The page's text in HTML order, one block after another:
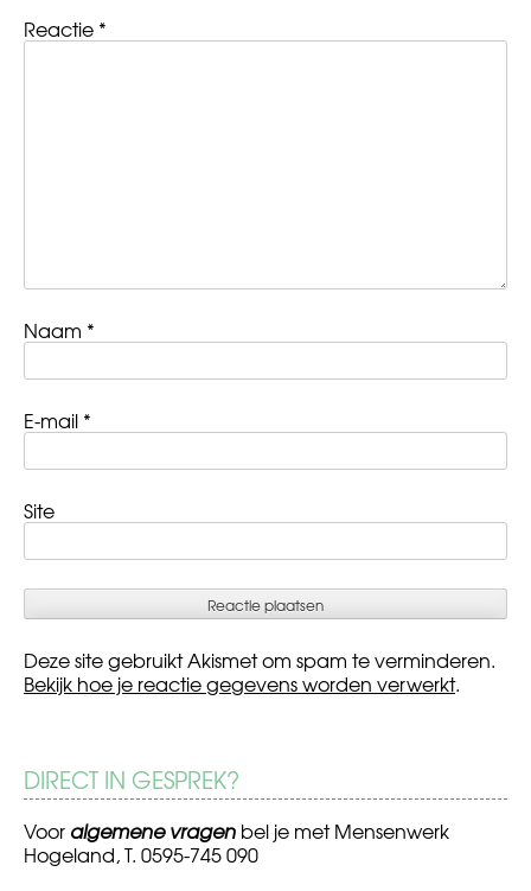
Reactie *
Naam *
E-mail *
Site
Deze site gebruikt Akismet om spam te verminderen.
Bekijk hoe je reactie gegevens worden verwerkt.
DIRECT IN GESPREK?
Voor algemene vragen bel je met Mensenwerk
Hogeland, T. 0595-745 090